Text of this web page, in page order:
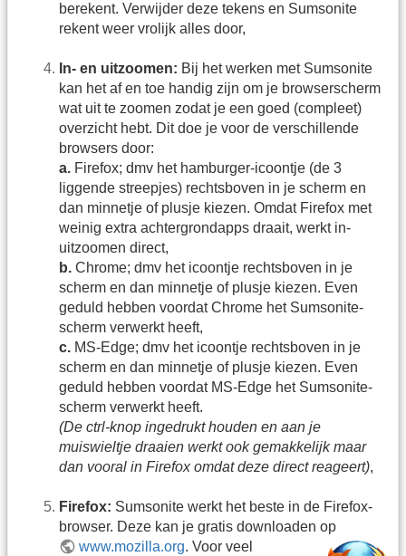
berekent. Verwijder deze tekens en Sumsonite
rekent weer vrolijk alles door,
In- en uitzoomen: Bij het werken met Sumsonite
kan het af en toe handig zijn om je browserscherm
wat uit te zoomen zodat je een goed (compleet)
overzicht hebt. Dit doe je voor de verschillende
browsers door:
a. Firefox; dmv het hamburger-icoontje (de 3
liggende streepjes) rechtsboven in je scherm en
dan minnetje of plusje kiezen. Omdat Firefox met
weinig extra achtergrondapps draait, werkt in-
uitzoomen direct,
b. Chrome; dmv het icoontje rechtsboven in je
scherm en dan minnetje of plusje kiezen. Even
geduld hebben voordat Chrome het Sumsonite-
scherm verwerkt heeft,
c. MS-Edge; dmv het icoontje rechtsboven in je
scherm en dan minnetje of plusje kiezen. Even
geduld hebben voordat MS-Edge het Sumsonite-
scherm verwerkt heeft.
(De ctrl-knop ingedrukt houden en aan je
muiswieltje draaien werkt ook gemakkelijk maar
dan vooral in Firefox omdat deze direct reageert),
Firefox: Sumsonite werkt het beste in de Firefox-
browser. Deze kan je gratis downloaden op
www.mozilla.org.Voor veel